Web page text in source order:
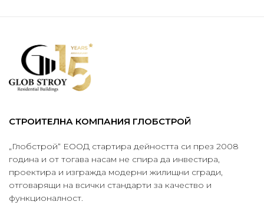
СТРОИТЕЛНА КОМПАНИЯ ГЛОБСТРОЙ
„Глобстрой“ ЕООД стартира дейността си през 2008
година и от тогава насам не спира да инвестира,
проектира и изгражда модерни жилищни сгради,
отговарящи на всички стандарти за качество и
функционалност.